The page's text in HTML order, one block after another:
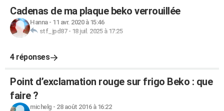
Cadenas de ma plaque beko verrouillée
Hanna- 11 avr. 2020 à 15:46
stf_jpd87- 18 juil. 2025 à 17:25
4 réponses
Point d’exclamation rouge sur frigo Beko : que
faire ?
michelg - 28 août 2016 à 16:22